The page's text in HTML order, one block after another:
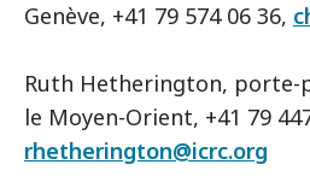
Genève, +41 79 574 06 36,
Ruth Hetherington, porte-
le Moyen-Orient, +41 79
rhetherington@icrc.org